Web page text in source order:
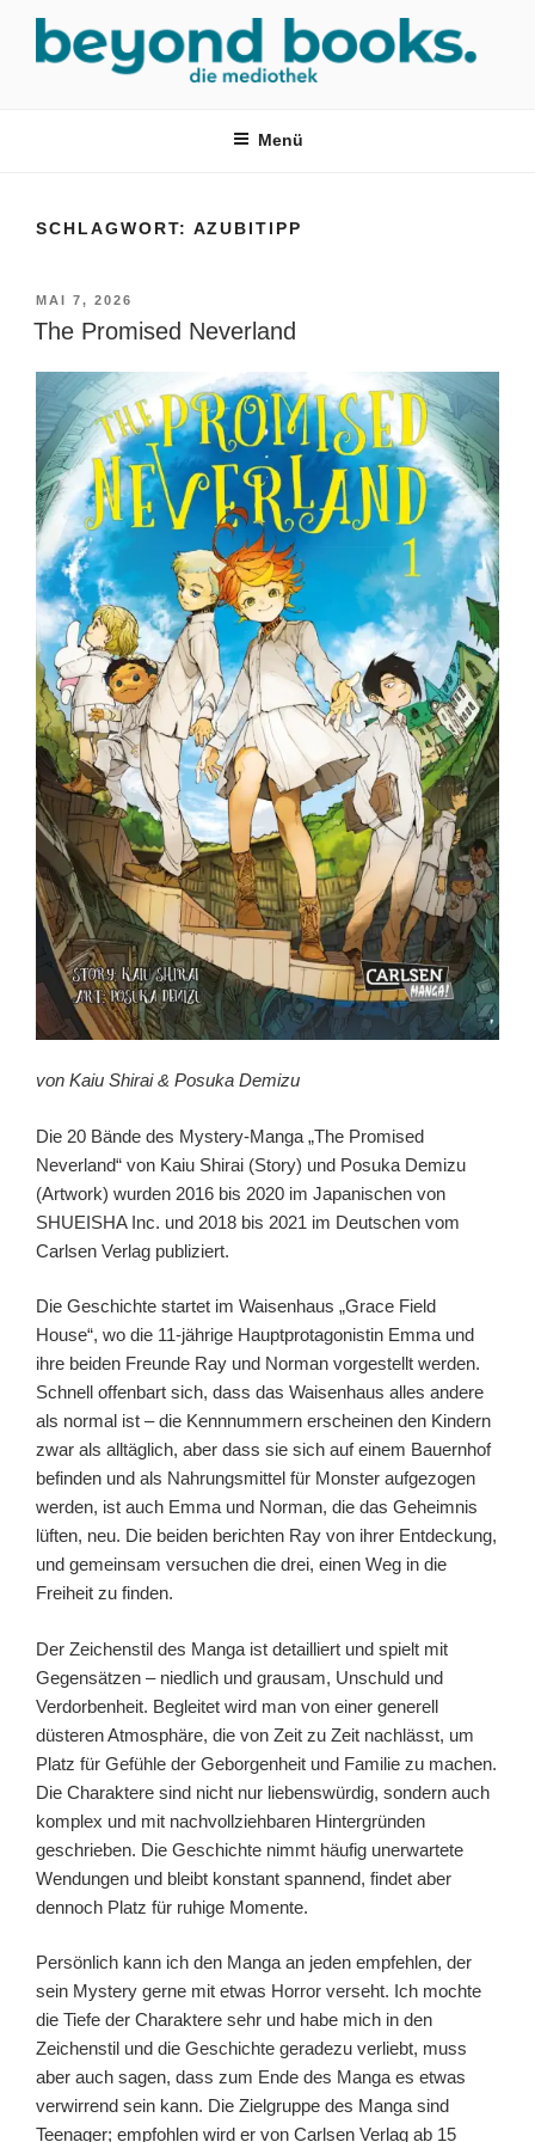
springen
Menü
SCHLAGWORT: AZUBITIPP
VERÖFFENTLICHT
AM
MAI 7, 2026
The Promised Neverland
von Kaiu Shirai & Posuka Demizu
Die 20 Bände des Mystery-Manga „The Promised
Neverland“ von Kaiu Shirai (Story) und Posuka Demizu
(Artwork) wurden 2016 bis 2020 im Japanischen von
SHUEISHA Inc. und 2018 bis 2021 im Deutschen vom
Carlsen Verlag publiziert.
Die Geschichte startet im Waisenhaus „Grace Field
House“, wo die 11-jährige Hauptprotagonistin Emma und
ihre beiden Freunde Ray und Norman vorgestellt werden.
Schnell offenbart sich, dass das Waisenhaus alles andere
als normal ist – die Kennnummern erscheinen den Kindern
zwar als alltäglich, aber dass sie sich auf einem Bauernhof
befinden und als Nahrungsmittel für Monster aufgezogen
werden, ist auch Emma und Norman, die das Geheimnis
lüften, neu. Die beiden berichten Ray von ihrer Entdeckung,
und gemeinsam versuchen die drei, einen Weg in die
Freiheit zu finden.
Der Zeichenstil des Manga ist detailliert und spielt mit
Gegensätzen – niedlich und grausam, Unschuld und
Verdorbenheit. Begleitet wird man von einer generell
düsteren Atmosphäre, die von Zeit zu Zeit nachlässt, um
Platz für Gefühle der Geborgenheit und Familie zu machen.
Die Charaktere sind nicht nur liebenswürdig, sondern auch
komplex und mit nachvollziehbaren Hintergründen
geschrieben. Die Geschichte nimmt häufig unerwartete
Wendungen und bleibt konstant spannend, findet aber
dennoch Platz für ruhige Momente.
Persönlich kann ich den Manga an jeden empfehlen, der
sein Mystery gerne mit etwas Horror verseht. Ich mochte
die Tiefe der Charaktere sehr und habe mich in den
Zeichenstil und die Geschichte geradezu verliebt, muss
aber auch sagen, dass zum Ende des Manga es etwas
verwirrend sein kann. Die Zielgruppe des Manga sind
Teenager; empfohlen wird er von Carlsen Verlag ab 15